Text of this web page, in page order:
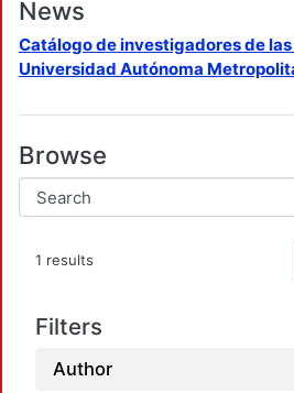
News
Catálogo de investigadores de
Universidad Autónoma
Browse
1 results
Filters
Author